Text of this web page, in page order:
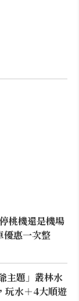
桃機還是機場
優惠一次整
主題」叢林水
玩水＋4大順遊